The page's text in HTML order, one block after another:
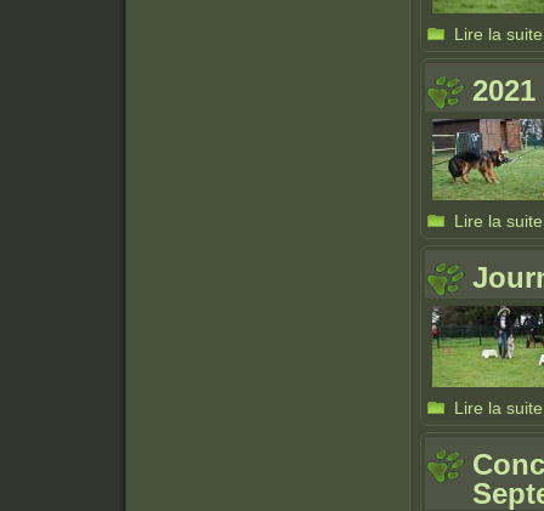
Lire la suite
Lire la suite
Lire la suite